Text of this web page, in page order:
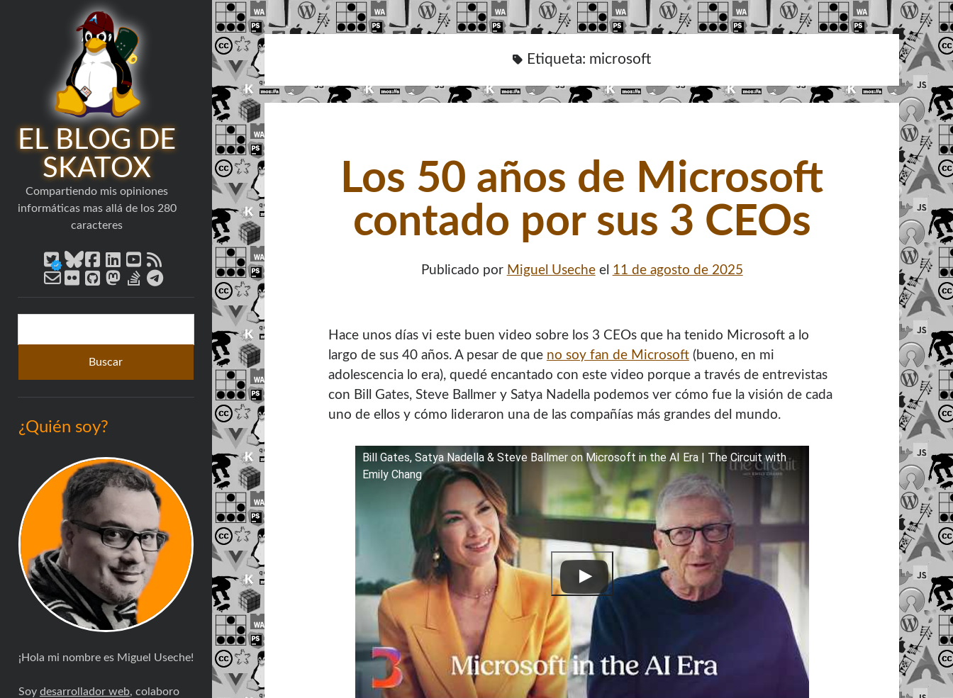
EL BLOG DE
SKATOX
Compartiendo mis opiniones
informáticas mas allá de los 280
caracteres
twitterbluesky
facebook
linkedin
youtube
rss
email-
form
flickrgithubmastodon
stack-
overflow
telegram
Barra
¿Quién soy?
¡Hola mi nombre es Miguel Useche!
Soy desarrollador web, colaboro
Etiqueta: microsoft
Los 50 años de Microsoft
contado por sus 3 CEOs
Publicado por Miguel Usecheel 11 de agosto de 2025
Hace unos días vi este buen video sobre los 3 CEOs que ha tenido Microsoft a lo
largo de sus 40 años. A pesar de que no soy fan de Microsoft(bueno, en mi
adolescencia lo era), quedé encantado con este video porque a través de entrevistas
con Bill Gates, Steve Ballmer y Satya Nadella podemos ver cómo fue la visión de cada
uno de ellos y cómo lideraron una de las compañías más grandes del mundo.
Bill Gates, Satya Nadella & Steve Ballmer on Microsoft in the AI Era | The Circuit with
Emily Chang